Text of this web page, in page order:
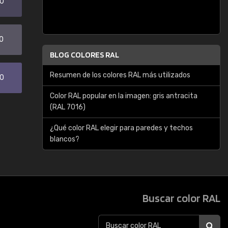
BLOG COLORES RAL
Resumen de los colores RAL más utilizados
Color RAL popular en la imagen: gris antracita
(RAL 7016)
¿Qué color RAL elegir para paredes y techos
blancos?
Buscar color RAL